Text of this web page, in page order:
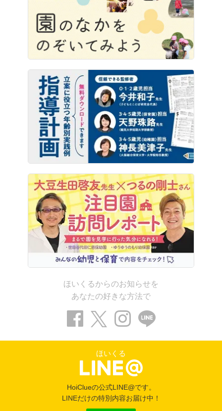
ほいくるからのお知らせを
あなたの好きな方法で
ほいくる
HoiClueの公式LINE@です。
LINEだけの特別内容お届け中！